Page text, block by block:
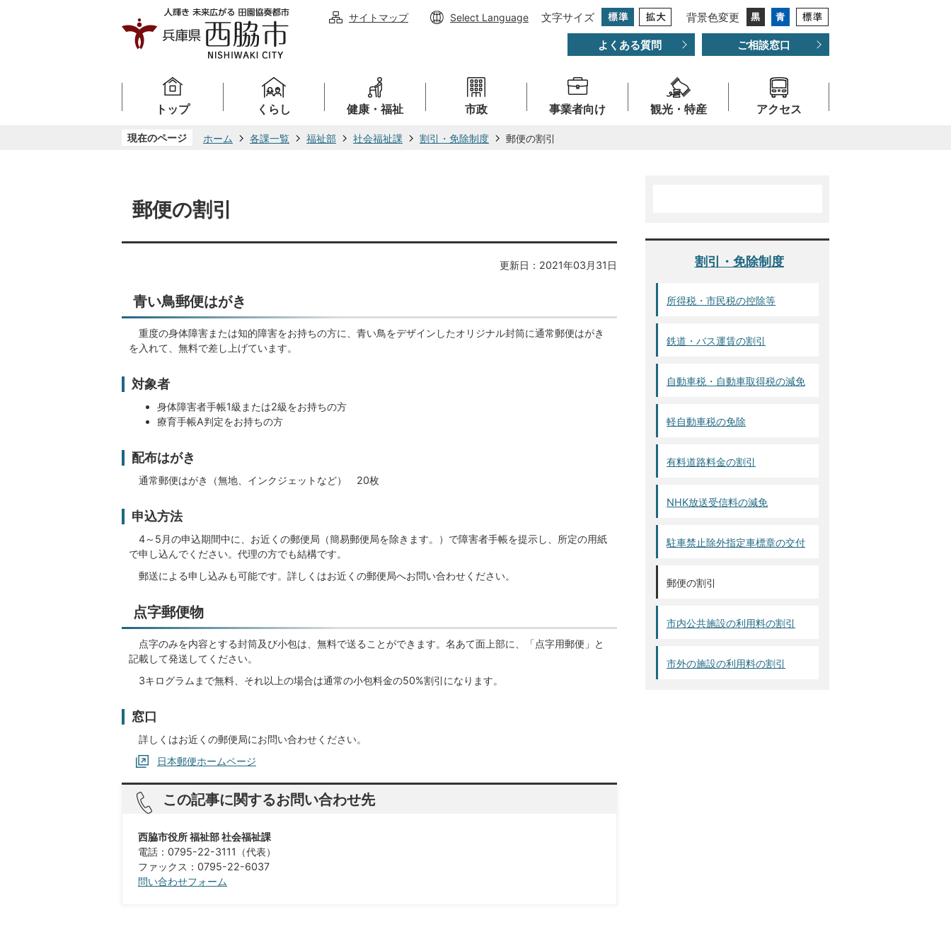
サイトマップ Select Language 文字サイズ 背景色変更
よくある質問 ご相談窓口
トップ くらし 健康・福祉 市政 事業者向け 観光・特産 アクセス
現在のページ ホーム 各課一覧 福祉部 社会福祉課 割引・免除制度 郵便の割引
郵便の割引
更新日：2021年03月31日
青い鳥郵便はがき
重度の身体障害または知的障害をお持ちの方に、青い鳥をデザインしたオリジナル封筒に通常郵便はがき
を入れて、無料で差し上げています。
対象者
身体障害者手帳1級または2級をお持ちの方
療育手帳A判定をお持ちの方
配布はがき
通常郵便はがき（無地、インクジェットなど） 20枚
申込方法
4～5月の申込期間中に、お近くの郵便局（簡易郵便局を除きます。）で障害者手帳を提示し、所定の用紙
で申し込んでください。代理の方でも結構です。
郵送による申し込みも可能です。詳しくはお近くの郵便局へお問い合わせください。
点字郵便物
点字のみを内容とする封筒及び小包は、無料で送ることができます。名あて面上部に、「点字用郵便」と
記載して発送してください。
3キログラムまで無料、それ以上の場合は通常の小包料金の50%割引になります。
窓口
詳しくはお近くの郵便局にお問い合わせください。
日本郵便ホームページ
この記事に関するお問い合わせ先
西脇市役所 福祉部 社会福祉課
電話：0795-22-3111（代表）​​​​​​​
ファックス：0795-22-6037
問い合わせフォーム
割引・免除制度
所得税・市民税の控除等
鉄道・バス運賃の割引
自動車税・自動車取得税の減免
軽自動車税の免除
有料道路料金の割引
NHK放送受信料の減免
駐車禁止除外指定車標章の交付
郵便の割引
市内公共施設の利用料の割引
市外の施設の利用料の割引